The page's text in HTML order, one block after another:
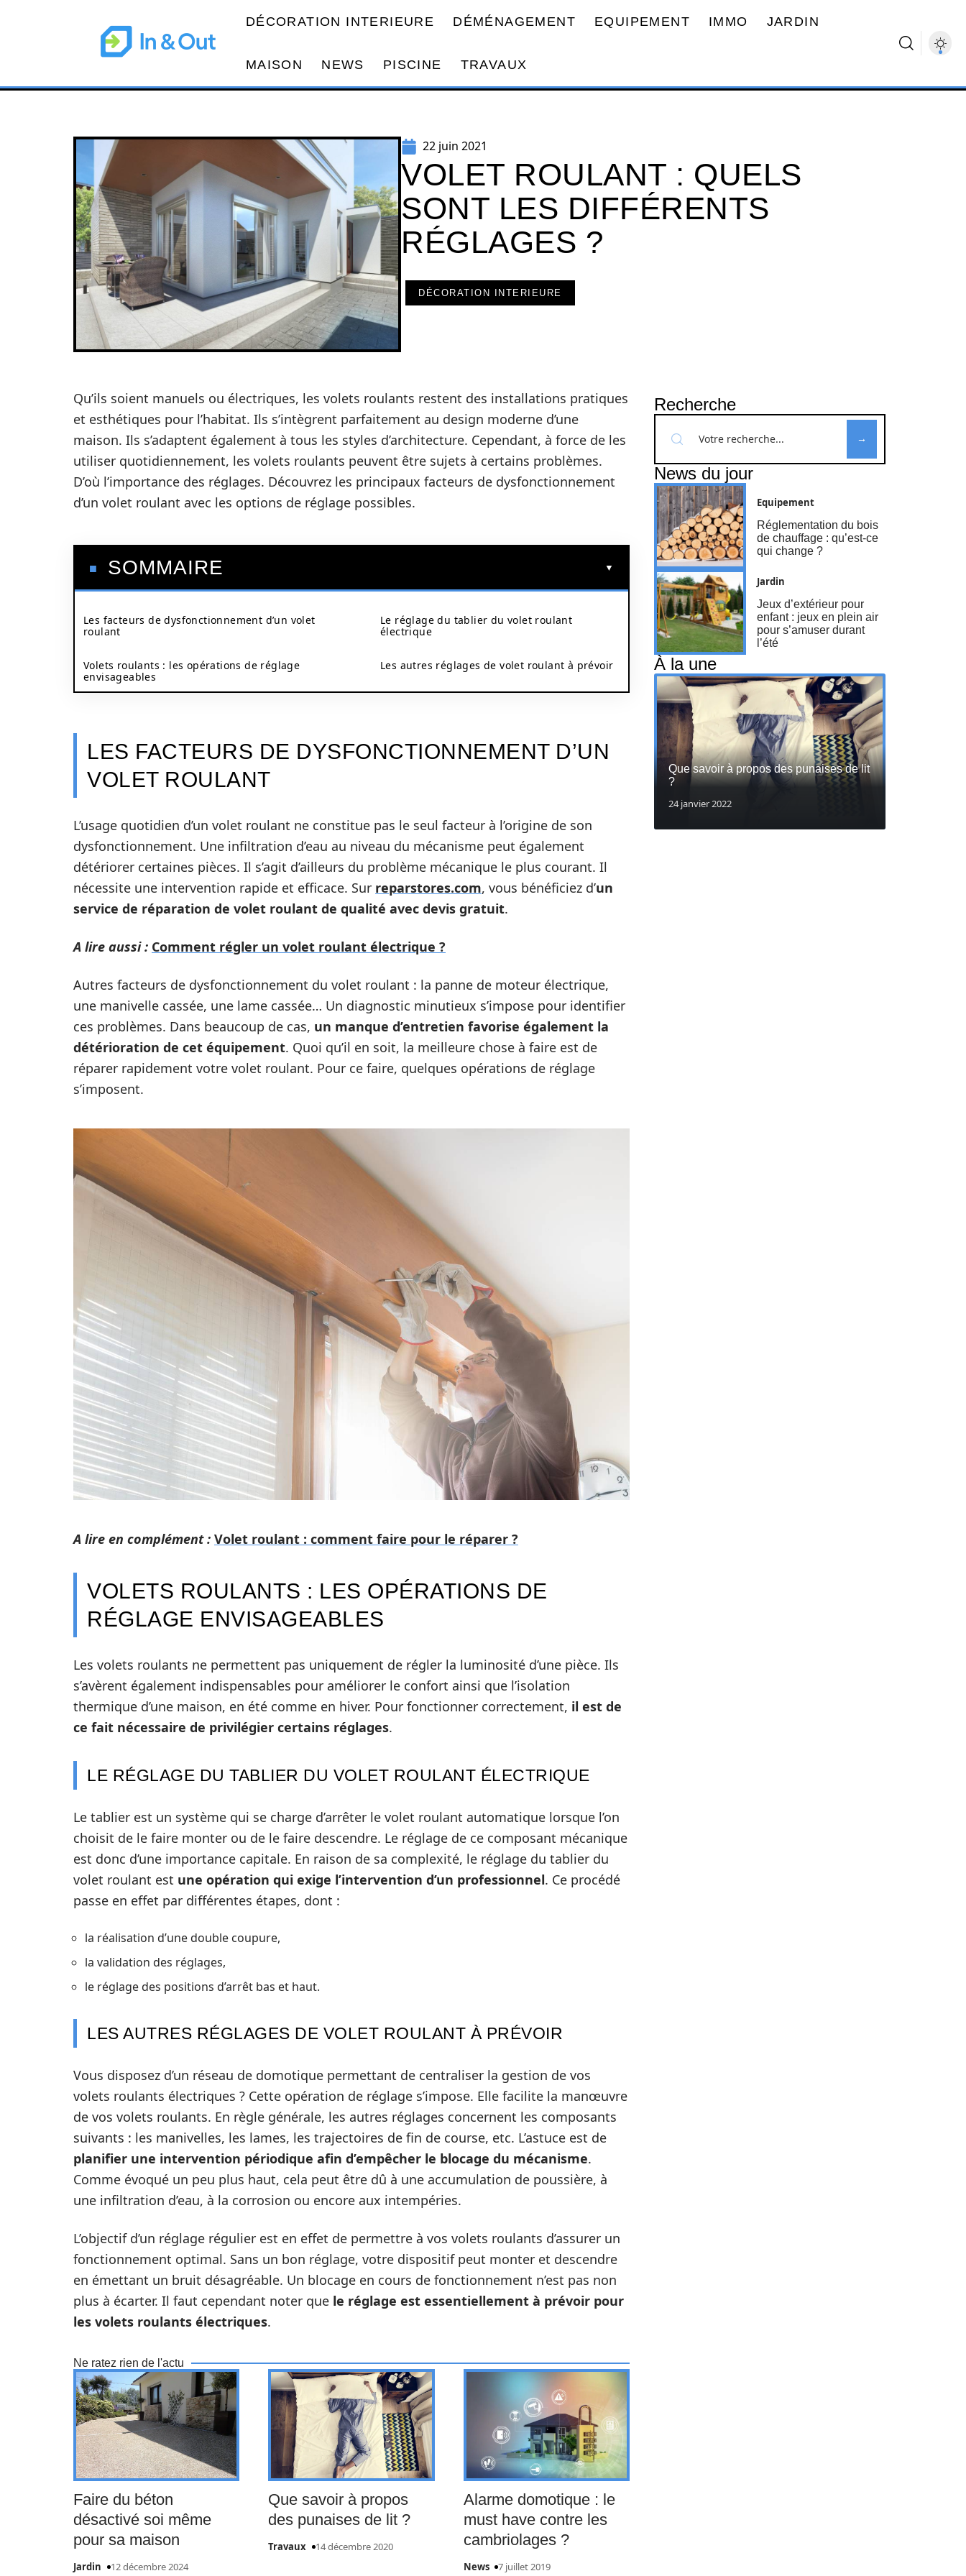
DÉCORATION INTERIEURE DÉMÉNAGEMENT EQUIPEMENT IMMO JARDIN
MAISON NEWS PISCINE TRAVAUX
22 juin 2021
VOLET ROULANT : QUELS
SONT LES DIFFÉRENTS
RÉGLAGES ?
DÉCORATION INTERIEURE
Qu’ils soient manuels ou électriques, les volets roulants restent des installations pratiques
et esthétiques pour l’habitat. Ils s’intègrent parfaitement au design moderne d’une
maison. Ils s’adaptent également à tous les styles d’architecture. Cependant, à force de les
utiliser quotidiennement, les volets roulants peuvent être sujets à certains problèmes.
D’où l’importance des réglages. Découvrez les principaux facteurs de dysfonctionnement
d’un volet roulant avec les options de réglage possibles.
SOMMAIRE
Les facteurs de dysfonctionnement d’un volet
roulant
Volets roulants : les opérations de réglage
envisageables
Le réglage du tablier du volet roulant
électrique
Les autres réglages de volet roulant à prévoir
LES FACTEURS DE DYSFONCTIONNEMENT D’UN
VOLET ROULANT
L’usage quotidien d’un volet roulant ne constitue pas le seul facteur à l’origine de son
dysfonctionnement. Une infiltration d’eau au niveau du mécanisme peut également
détériorer certaines pièces. Il s’agit d’ailleurs du problème mécanique le plus courant. Il
nécessite une intervention rapide et efficace. Sur reparstores.com, vous bénéficiez d’un
service de réparation de volet roulant de qualité avec devis gratuit.
A lire aussi : Comment régler un volet roulant électrique ?
Autres facteurs de dysfonctionnement du volet roulant : la panne de moteur électrique,
une manivelle cassée, une lame cassée… Un diagnostic minutieux s’impose pour identifier
ces problèmes. Dans beaucoup de cas, un manque d’entretien favorise également la
détérioration de cet équipement. Quoi qu’il en soit, la meilleure chose à faire est de
réparer rapidement votre volet roulant. Pour ce faire, quelques opérations de réglage
s’imposent.
A lire en complément : Volet roulant : comment faire pour le réparer ?
VOLETS ROULANTS : LES OPÉRATIONS DE
RÉGLAGE ENVISAGEABLES
Les volets roulants ne permettent pas uniquement de régler la luminosité d’une pièce. Ils
s’avèrent également indispensables pour améliorer le confort ainsi que l’isolation
thermique d’une maison, en été comme en hiver. Pour fonctionner correctement, il est de
ce fait nécessaire de privilégier certains réglages.
LE RÉGLAGE DU TABLIER DU VOLET ROULANT ÉLECTRIQUE
Le tablier est un système qui se charge d’arrêter le volet roulant automatique lorsque l’on
choisit de le faire monter ou de le faire descendre. Le réglage de ce composant mécanique
est donc d’une importance capitale. En raison de sa complexité, le réglage du tablier du
volet roulant est une opération qui exige l’intervention d’un professionnel. Ce procédé
passe en effet par différentes étapes, dont :
la réalisation d’une double coupure,
la validation des réglages,
le réglage des positions d’arrêt bas et haut.
LES AUTRES RÉGLAGES DE VOLET ROULANT À PRÉVOIR
Vous disposez d’un réseau de domotique permettant de centraliser la gestion de vos
volets roulants électriques ? Cette opération de réglage s’impose. Elle facilite la manœuvre
de vos volets roulants. En règle générale, les autres réglages concernent les composants
suivants : les manivelles, les lames, les trajectoires de fin de course, etc. L’astuce est de
planifier une intervention périodique afin d’empêcher le blocage du mécanisme.
Comme évoqué un peu plus haut, cela peut être dû à une accumulation de poussière, à
une infiltration d’eau, à la corrosion ou encore aux intempéries.
L’objectif d’un réglage régulier est en effet de permettre à vos volets roulants d’assurer un
fonctionnement optimal. Sans un bon réglage, votre dispositif peut monter et descendre
en émettant un bruit désagréable. Un blocage en cours de fonctionnement n’est pas non
plus à écarter. Il faut cependant noter que le réglage est essentiellement à prévoir pour
les volets roulants électriques.
Ne ratez rien de l'actu
Faire du béton
désactivé soi même
pour sa maison
Jardin 12 décembre 2024
Que savoir à propos
des punaises de lit ?
Travaux 14 décembre 2020
Alarme domotique : le
must have contre les
cambriolages ?
News 7 juillet 2019
Recherche
News du jour
Equipement
Réglementation du bois
de chauffage : qu’est-ce
qui change ?
Jardin
Jeux d’extérieur pour
enfant : jeux en plein air
pour s’amuser durant
l’été
À la une
Que savoir à propos des punaises de lit
?
24 janvier 2022